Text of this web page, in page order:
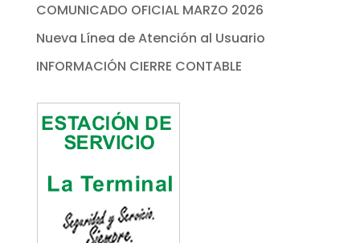
COMUNICADO OFICIAL MARZO 2026
Nueva Línea de Atención al Usuario
INFORMACIÓN CIERRE CONTABLE